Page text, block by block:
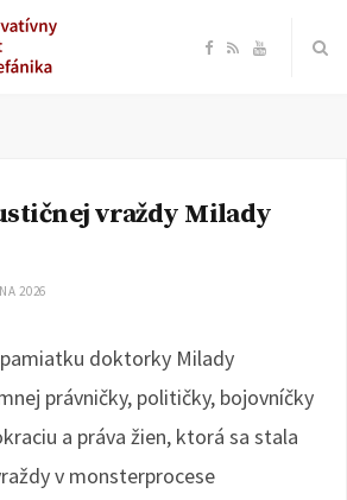
F
e
o
R Y
T
e
vraždy Milady
2026
doktorky Milady
právničky, političky, bojovníčky
a práva žien, ktorá sa stala
v monsterprocese